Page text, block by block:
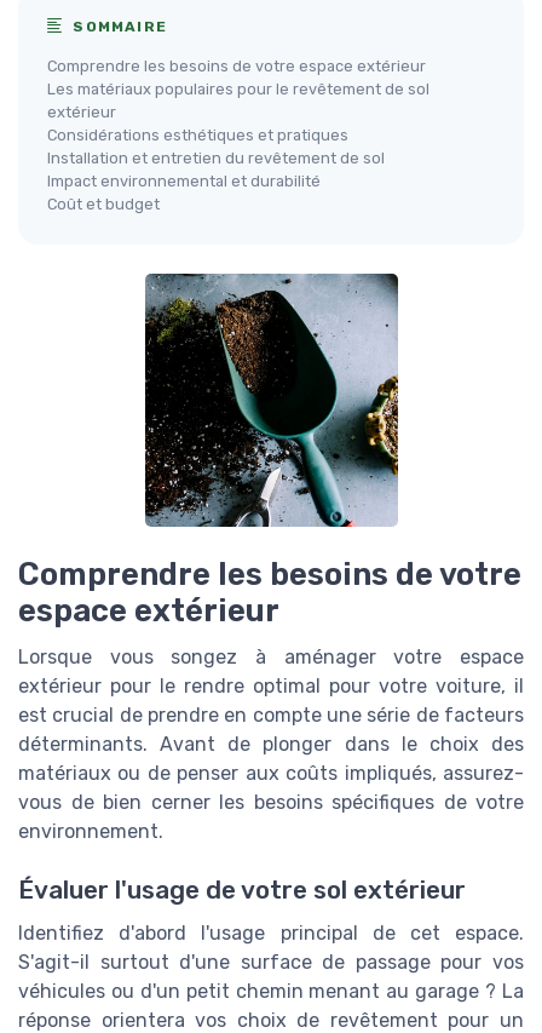
SOMMAIRE
Comprendre les besoins de votre espace extérieur
Les matériaux populaires pour le revêtement de sol
extérieur
Considérations esthétiques et pratiques
Installation et entretien du revêtement de sol
Impact environnemental et durabilité
Coût et budget
Comprendre les besoins de votre
espace extérieur
Lorsque vous songez à aménager votre espace
extérieur pour le rendre optimal pour votre voiture, il
est crucial de prendre en compte une série de facteurs
déterminants. Avant de plonger dans le choix des
matériaux ou de penser aux coûts impliqués, assurez-
vous de bien cerner les besoins spécifiques de votre
environnement.
Évaluer l'usage de votre sol extérieur
Identifiez d'abord l'usage principal de cet espace.
S'agit-il surtout d'une surface de passage pour vos
véhicules ou d'un petit chemin menant au garage ? La
réponse orientera vos choix de revêtement pour un